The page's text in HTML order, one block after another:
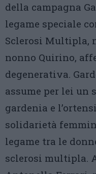
della campagna
legame speciale
Sclerosi Multipla,
nonno Quirino,
degenerativa.
assume per lei un
gardenia e
solidarietà
legame tra le
sclerosi multipla.